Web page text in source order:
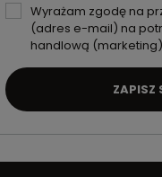
Wyrażam zgodę na
(adres e-mail) na
handlową
ZAPISZ